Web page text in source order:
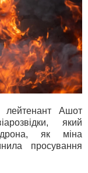
лейтенант Ашот
який
дрона, як міна
просування